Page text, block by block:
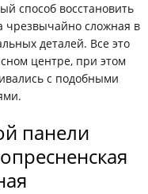
способ восстановить
чрезвычайно сложная в
деталей. Все это
центре, при этом
с подобными
панели